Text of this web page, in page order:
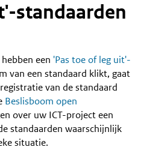
standaarden
een 'Pas toe of leg uit'-
van een standaard klikt, gaat
van de standaard
Beslisboom open
over uw ICT-project een
standaarden waarschijnlijk
situatie.